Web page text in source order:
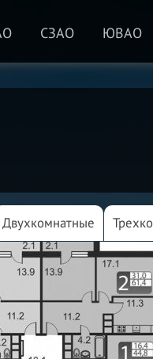
СЗАО ЮВАО
Двухкомнатные